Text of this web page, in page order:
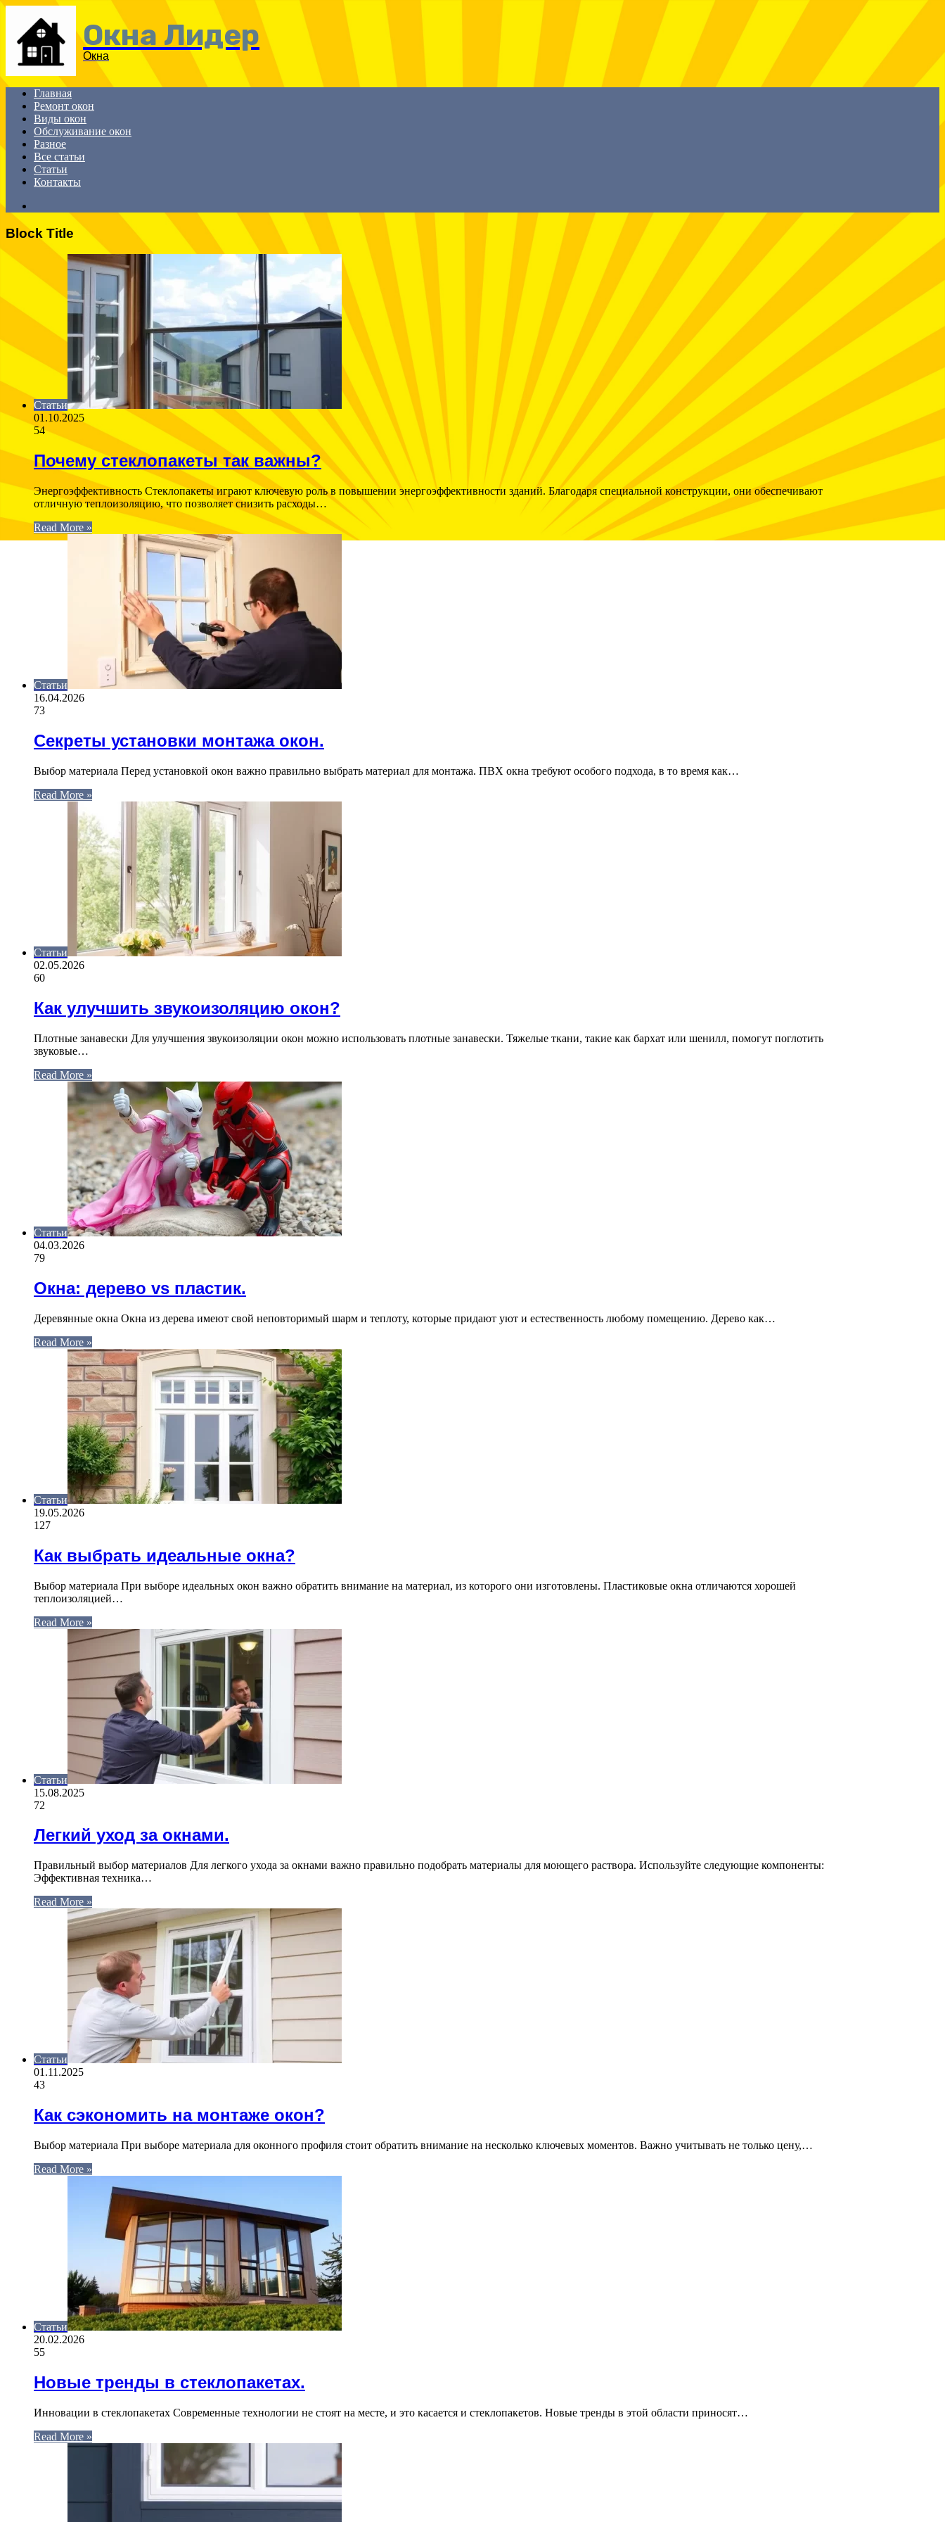
Menu
Окна Лидер
Окна
Главная
Ремонт окон
Виды окон
Обслуживание окон
Разное
Все статьи
Статьи
Контакты
Block Title
Статьи
01.10.2025
54
Почему стеклопакеты так важны?
Энергоэффективность Стеклопакеты играют ключевую роль в повышении энергоэффективности зданий. Благодаря специальной конструкции, они обеспечивают
отличную теплоизоляцию, что позволяет снизить расходы…
Read More »
Статьи
16.04.2026
73
Секреты установки монтажа окон.
Выбор материала Перед установкой окон важно правильно выбрать материал для монтажа. ПВХ окна требуют особого подхода, в то время как…
Read More »
Статьи
02.05.2026
60
Как улучшить звукоизоляцию окон?
Плотные занавески Для улучшения звукоизоляции окон можно использовать плотные занавески. Тяжелые ткани, такие как бархат или шенилл, помогут поглотить
звуковые…
Read More »
Статьи
04.03.2026
79
Окна: дерево vs пластик.
Деревянные окна Окна из дерева имеют свой неповторимый шарм и теплоту, которые придают уют и естественность любому помещению. Дерево как…
Read More »
Статьи
19.05.2026
127
Как выбрать идеальные окна?
Выбор материала При выборе идеальных окон важно обратить внимание на материал, из которого они изготовлены. Пластиковые окна отличаются хорошей
теплоизоляцией…
Read More »
Статьи
15.08.2025
72
Легкий уход за окнами.
Правильный выбор материалов Для легкого ухода за окнами важно правильно подобрать материалы для моющего раствора. Используйте следующие компоненты:
Эффективная техника…
Read More »
Статьи
01.11.2025
43
Как сэкономить на монтаже окон?
Выбор материала При выборе материала для оконного профиля стоит обратить внимание на несколько ключевых моментов. Важно учитывать не только цену,…
Read More »
Статьи
20.02.2026
55
Новые тренды в стеклопакетах.
Инновации в стеклопакетах Современные технологии не стоят на месте, и это касается и стеклопакетов. Новые тренды в этой области приносят…
Read More »